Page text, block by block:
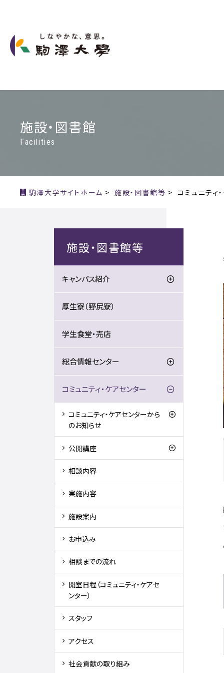
施設・図書館
Facilities
駒澤大学サイトホーム >施設・図書館等 > コミュニティ
施設・図書館等
キャンパス紹介
厚生寮（野尻寮）
学生食堂・売店
総合情報センター
コミュニティ・ケアセンター
コミュニティ・ケアセンターから
のお知らせ
公開講座
相談内容
実施内容
施設案内
お申込み
相談までの流れ
開室日程（コミュニティ・ケアセ
ンター）
スタッフ
アクセス
社会貢献の取り組み